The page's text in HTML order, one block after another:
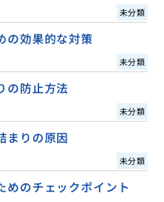
未分類
の効果的な対策
未分類
の防止方法
未分類
まりの原因
未分類
めのチェックポイント